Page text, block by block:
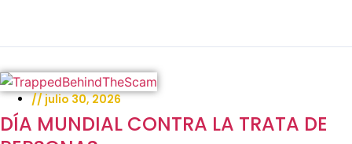
//julio 30, 2026
DÍA MUNDIAL CONTRA LA TRATA DE